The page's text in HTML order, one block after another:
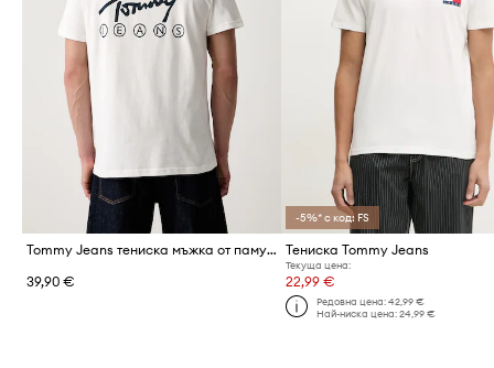
Tommy Jeans тениска мъжка от памук
39,90 €
-5%* с код: FS
Тениска Tommy Jeans
Текуща цена:
22,99 €
Редовна цена: 42,99 €
Най-ниска цена: 24,99 €